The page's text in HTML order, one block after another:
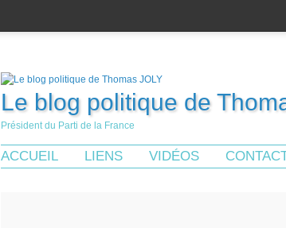
Le blog politique de
Président du Parti de la France
ACCUEIL LIENS VIDÉOS